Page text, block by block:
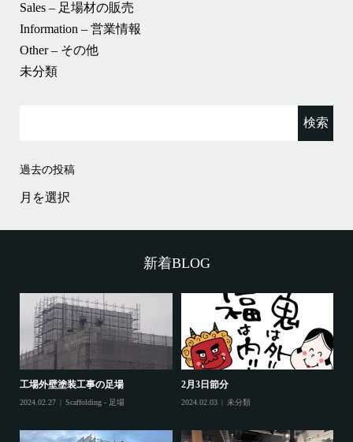
Sales – 足場材の販売
Information – 営業情報
Other – その他
未分類
過去の投稿
過
去
投
新着BLOG
工場外壁塗装工事の足場
2024.02.27 Scaffolding - 足場
2月3日節分
2024.02.03 未分類